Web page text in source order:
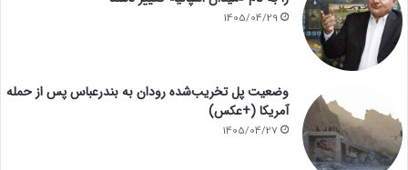
1405/04/29
وضعیت پل تخریب‌شده رودان به بندرعباس پس از حمله
آمریکا (+عکس)
1405/04/27